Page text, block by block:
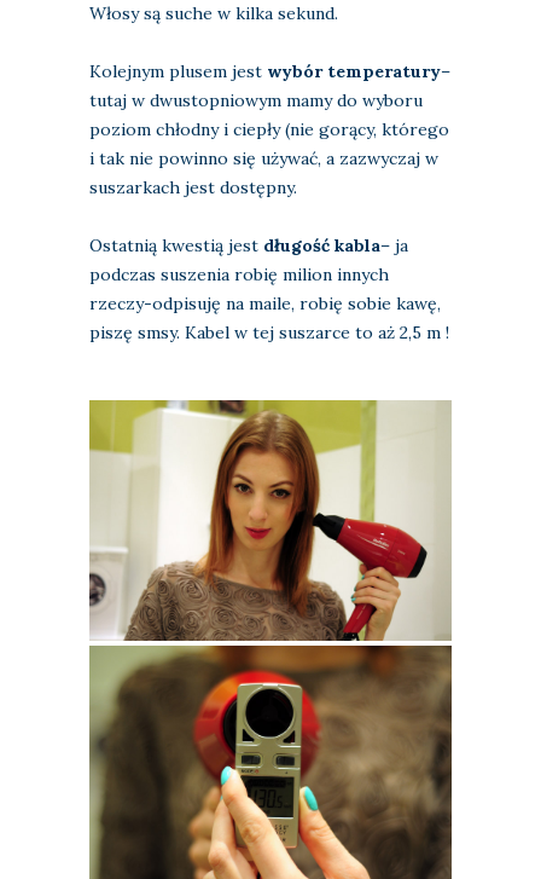
Włosy są suche w kilka sekund.
Kolejnym plusem jest wybór temperatury–
tutaj w dwustopniowym mamy do wyboru
poziom chłodny i ciepły (nie gorący, którego
i tak nie powinno się używać, a zazwyczaj w
suszarkach jest dostępny.
Ostatnią kwestią jest długość kabla– ja
podczas suszenia robię milion innych
rzeczy-odpisuję na maile, robię sobie kawę,
piszę smsy. Kabel w tej suszarce to aż 2,5 m !